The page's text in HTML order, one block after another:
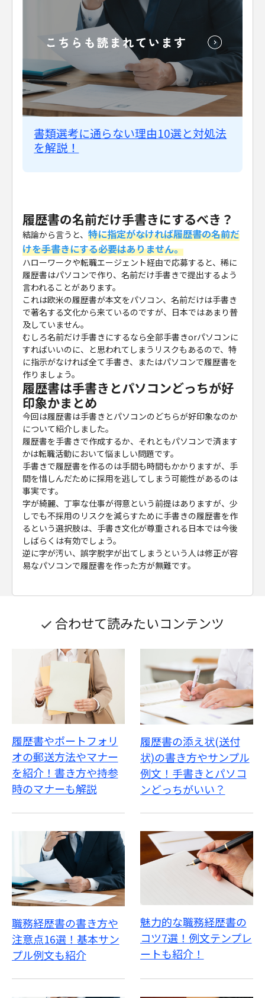
書類選考に通らない理由10選と対処法
を解説！
履歴書の名前だけ手書きにするべき？
結論から言うと、特に指定がなければ履歴書の名前だ
けを手書きにする必要はありません。
ハローワークや転職エージェント経由で応募すると、稀に
履歴書はパソコンで作り、名前だけ手書きで提出するよう
言われることがあります。
これは欧米の履歴書が本文をパソコン、名前だけは手書き
で著名する文化から来ているのですが、日本ではあまり普
及していません。
むしろ名前だけ手書きにするなら全部手書きorパソコンに
すればいいのに、と思われてしまうリスクもあるので、特
に指示がなければ全て手書き、またはパソコンで履歴書を
作りましょう。
履歴書は手書きとパソコンどっちが好
印象かまとめ
今回は履歴書は手書きとパソコンのどちらが好印象なのか
について紹介しました。
履歴書を手書きで作成するか、それともパソコンで済ます
かは転職活動において悩ましい問題です。
手書きで履歴書を作るのは手間も時間もかかりますが、手
間を惜しんだために採用を逃してしまう可能性があるのは
事実です。
字が綺麗、丁寧な仕事が得意という前提はありますが、少
しでも不採用のリスクを減らすために手書きの履歴書を作
るという選択肢は、手書き文化が尊重される日本では今後
しばらくは有効でしょう。
逆に字が汚い、誤字脱字が出てしまうという人は修正が容
易なパソコンで履歴書を作った方が無難です。
合わせて読みたいコンテンツ
履歴書やポートフォリ
オの郵送方法やマナー
を紹介！書き方や持参
時のマナーも解説
履歴書の添え状(送付
状)の書き方やサンプル
例文！手書きとパソコ
ンどっちがいい？
職務経歴書の書き方や
注意点16選！基本サン
プル例文も紹介
魅力的な職務経歴書の
コツ7選！例文テンプレ
ートも紹介！